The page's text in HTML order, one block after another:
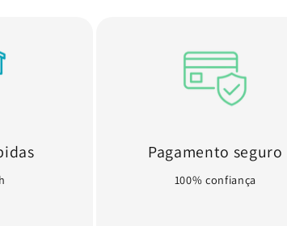
Pagamento seguro
100% confiança